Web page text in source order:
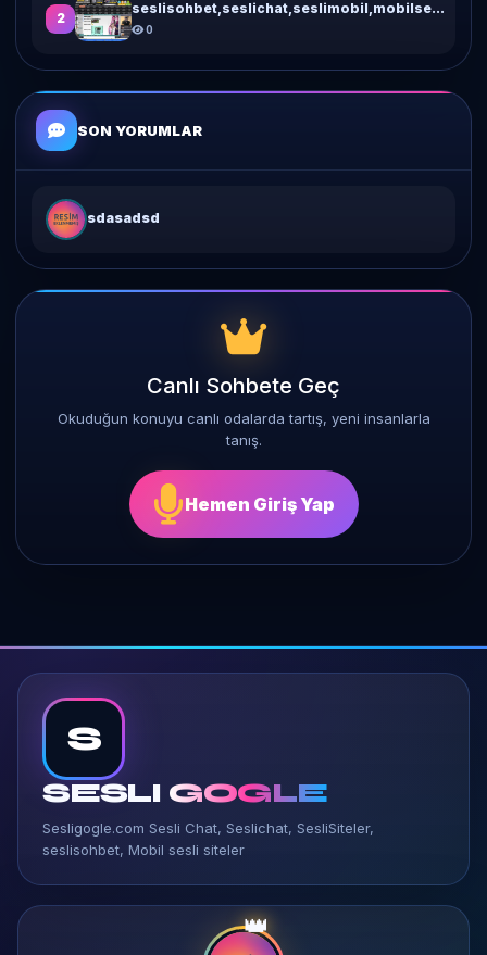
2
seslisohbet,seslichat,seslimobil,mobilse...
0
SON YORUMLAR
sdasadsd
Canlı Sohbete Geç
Okuduğun konuyu canlı odalarda tartış, yeni insanlarla
tanış.
Hemen Giriş Yap
S
SESLI GOGLE
Sesligogle.com Sesli Chat, Seslichat, SesliSiteler,
seslisohbet, Mobil sesli siteler
👑